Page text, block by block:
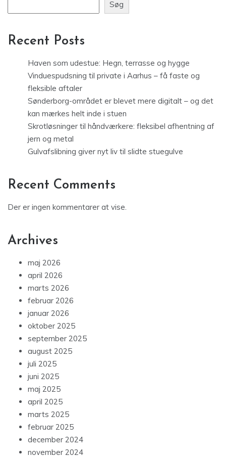
Søg
Recent Posts
Haven som udestue: Hegn, terrasse og hygge
Vinduespudsning til private i Aarhus – få faste og
fleksible aftaler
Sønderborg-området er blevet mere digitalt – og det
kan mærkes helt inde i stuen
Skrotløsninger til håndværkere: fleksibel afhentning af
jern og metal
Gulvafslibning giver nyt liv til slidte stuegulve
Recent Comments
Der er ingen kommentarer at vise.
Archives
maj 2026
april 2026
marts 2026
februar 2026
januar 2026
oktober 2025
september 2025
august 2025
juli 2025
juni 2025
maj 2025
april 2025
marts 2025
februar 2025
december 2024
november 2024